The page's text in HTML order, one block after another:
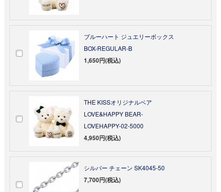
ブルーハート ジュエリーボックス
BOX-REGULAR-B
1,650円(税込)
THE KISSオリジナルベア
LOVE&HAPPY BEAR-
LOVEHAPPY-02-5000
4,950円(税込)
シルバー チェーン SK4045-50
7,700円(税込)